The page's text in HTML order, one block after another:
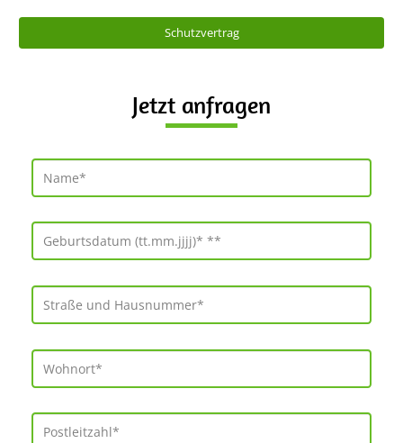
Schutzvertrag
Jetzt anfragen